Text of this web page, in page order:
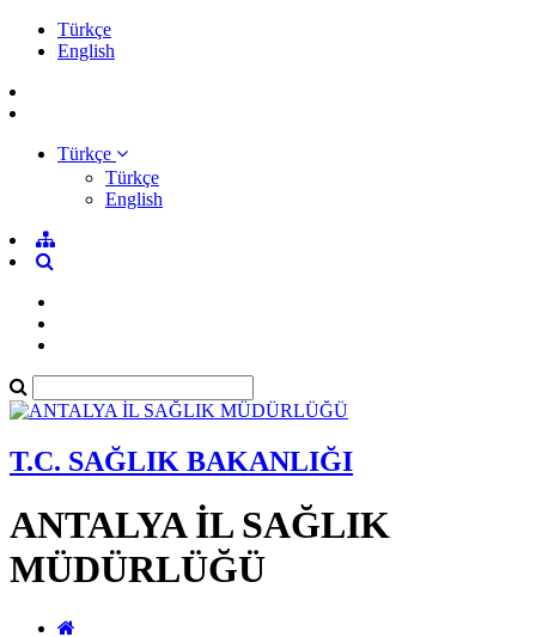
Türkçe
English
Türkçe
Türkçe
English
T.C. SAĞLIK BAKANLIĞI
ANTALYA İL SAĞLIK
MÜDÜRLÜĞÜ